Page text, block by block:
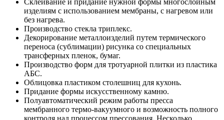
изделиям с использованием мембраны, с нагревом или
без нагрева.
Производство стекла триплекс.
Декорирование металлоизделий путем термического
переноса (сублимации) рисунка со специальных
трансферных пленок, бумаг.
Производство форм для тротуарной плитки из пластика
АБС.
Облицовка пластиком столешниц для кухонь.
Придание формы искусственному камню.
Полуавтоматический режим работы пресса
мембранного термо-вакуумного и возможность полного
контроля над процессом прессования. Несколько